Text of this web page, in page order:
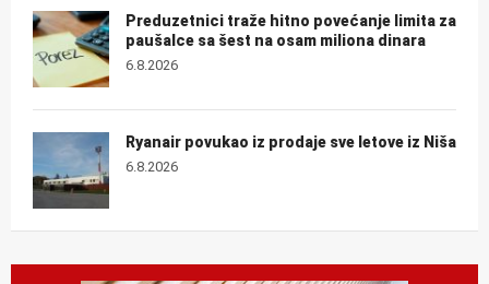
Preduzetnici traže hitno povećanje limita za
paušalce sa šest na osam miliona dinara
6.8.2026
Ryanair povukao iz prodaje sve letove iz Niša
6.8.2026